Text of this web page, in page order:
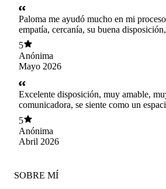
Paloma me ayudó mucho en mi
empatía, cercanía, su buena
que su trabajo lo realiza con una
vocación y compromiso.
5
Anónima
Mayo 2026
Excelente disposición, muy amable,
comunicadora, se siente como un
y de crecimiento.
5
Anónima
Abril 2026
SOBRE MÍ